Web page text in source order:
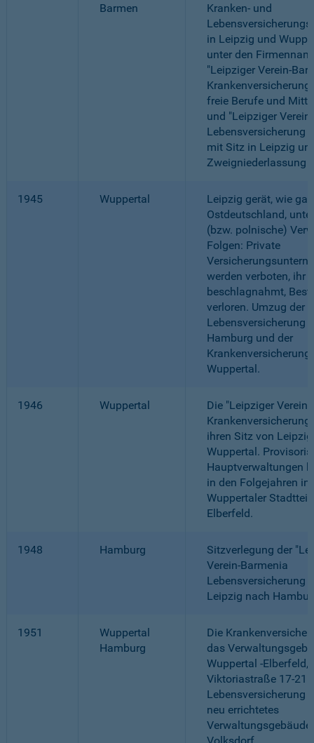
Barmen
Kranken- und
in Leipzig und
unter den
"Leipziger Verein-
freie Berufe und
und "Leipziger
Lebensversicherung
mit Sitz in Leipzig
Zweigniederlassung
1945 Wuppertal
Leipzig gerät, wie
Ostdeutschland,
(bzw. polnische)
Folgen: Private
werden verboten, ihr
beschlagnahmt,
verloren. Umzug der
Lebensversicherung
Hamburg und der
Krankenversicherung
Wuppertal.
1946 Wuppertal
Die "Leipziger
Krankenversicherung
ihren Sitz von
Wuppertal.
Hauptverwaltungen
in den Folgejahren in
Wuppertaler Stadtteil
Elberfeld.
1948 Hamburg
Sitzverlegung der
Verein-Barmenia
Lebensversicherung
Leipzig nach
1951
Wuppertal
Hamburg
Die
das
Wuppertal -Elberfeld,
Viktoriastraße 17-21.
Lebensversicherung
neu errichtetes